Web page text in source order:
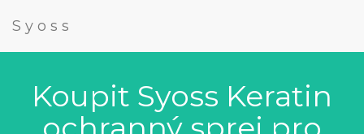
Syoss
Koupit Syoss Keratin